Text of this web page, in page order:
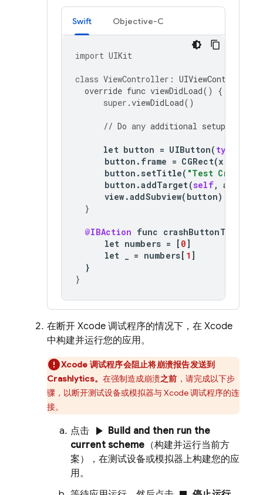
Swift Objective-C
import UIKit
class ViewController : UIViewController
override func viewDidLoad()
{
super .viewDidLoad()
// Do any additional setup
let button = UIButton( type
button . frame = CGRect(x
button . setTitle( "Test Crash"
button .addTarget(self, action
view .addSubview( button)
}
@IBAction func crashButtonTapped
let numbers = [ 0]
let
= numbers[ 1 ]
}
}
在断开 Xcode 调试程序的情况下，在 Xcode
中构建并运行您的应用。
Xcode 调试程序会阻止将崩溃报告发送到
Crashlytics。 在强制造成崩溃之前 ，请完成以下步
骤，以断开测试设备或模拟器与 Xcode 调试程序的连
接。
点击 play_arrow Build and then run the
current scheme （构建并运行当前方
案），在测试设备或模拟器上构建您的应
用。